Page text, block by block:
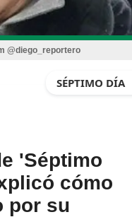
@diego_reportero
SÉPTIMO DÍA
'Séptimo
cómo
por su